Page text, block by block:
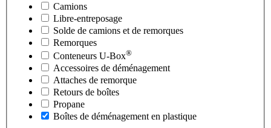
Camions
Libre-entreposage
Solde de camions et de remorques
Remorques
Conteneurs U-Box®
Accessoires de déménagement
Attaches de remorque
Retours de boîtes
Propane
Boîtes de déménagement en plastique